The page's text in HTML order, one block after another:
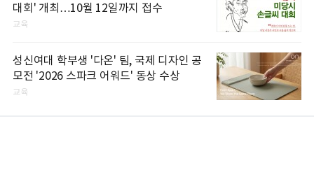
대회' 개최…10월 12일까지 접수
교육
성신여대 학부생 '다온' 팀, 국제 디자인 공
모전 '2026 스파크 어워드' 동상 수상
교육